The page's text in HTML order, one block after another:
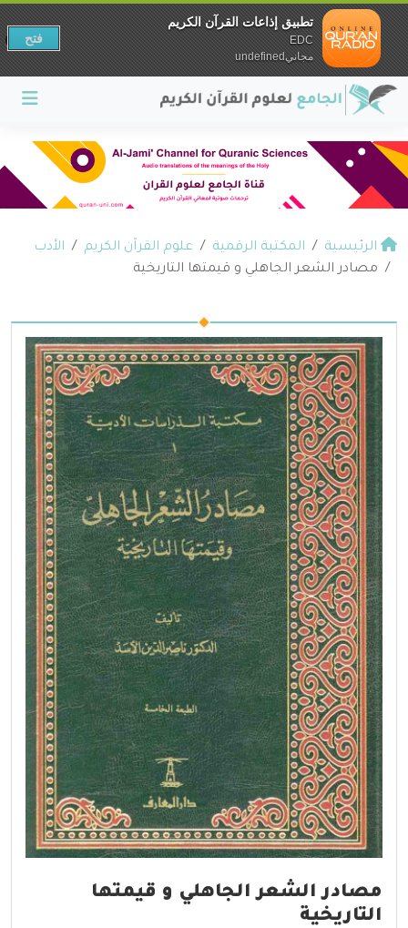
الرئيسية المكتبة الرقمية علوم القرآن الكريم
الأدب
مصادر الشعر الجاهلي و قيمتها التاريخية
مصادر الشعر الجاهلي و قيمتها
التاريخية
تطبيق إذاعات القرآن الكريم
EDC
مجانيundefined
فتح